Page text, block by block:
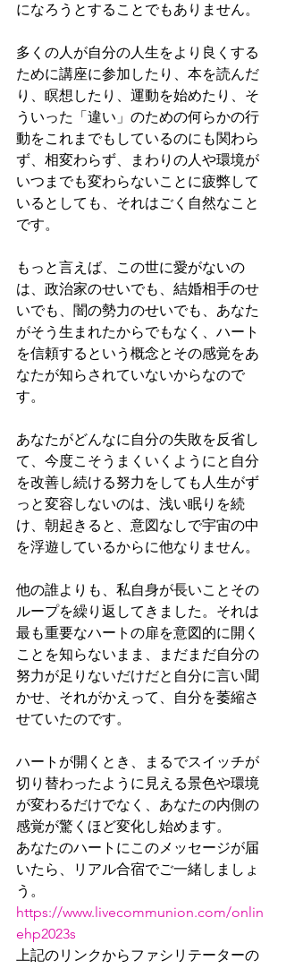
になろうとすることでもありません。
多くの人が自分の人生をより良くする
ために講座に参加したり、本を読んだ
り、瞑想したり、運動を始めたり、そ
ういった「違い」のための何らかの行
動をこれまでもしているのにも関わら
ず、相変わらず、まわりの人や環境が
いつまでも変わらないことに疲弊して
いるとしても、それはごく自然なこと
です。
もっと言えば、この世に愛がないの
は、政治家のせいでも、結婚相手のせ
いでも、闇の勢力のせいでも、あなた
がそう生まれたからでもなく、ハート
を信頼するという概念とその感覚をあ
なたが知らされていないからなので
す。
あなたがどんなに自分の失敗を反省し
て、今度こそうまくいくようにと自分
を改善し続ける努力をしても人生がず
っと変容しないのは、浅い眠りを続
け、朝起きると、意図なしで宇宙の中
を浮遊しているからに他なりません。
他の誰よりも、私自身が長いことその
ループを繰り返してきました。それは
最も重要なハートの扉を意図的に開く
ことを知らないまま、まだまだ自分の
努力が足りないだけだと自分に言い聞
かせ、それがかえって、自分を萎縮さ
せていたのです。
ハートが開くとき、まるでスイッチが
切り替わったように見える景色や環境
が変わるだけでなく、あなたの内側の
感覚が驚くほど変化し始めます。
あなたのハートにこのメッセージが届
いたら、リアル合宿でご一緒しましょ
う。
https://www.livecommunion.com/onlin
ehp2023s
上記のリンクからファシリテーターの